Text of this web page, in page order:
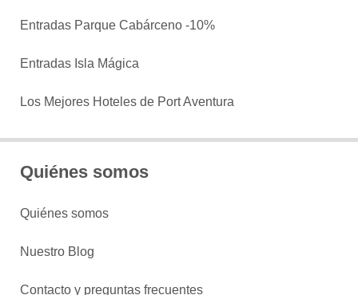
Entradas Parque Cabárceno -10%
Entradas Isla Mágica
Los Mejores Hoteles de Port Aventura
Quiénes somos
Quiénes somos
Nuestro Blog
Contacto y preguntas frecuentes